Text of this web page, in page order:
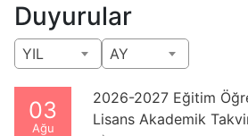
Duyurular
YIL AY
03
Ağu
2026-2027 Eğitim
Lisans Akademik